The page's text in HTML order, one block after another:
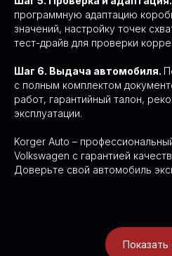
программную адаптацию
значений, настройку точек
тест-драйв для проверки
Шаг 6. Выдача автомобиля.
с полным комплектом
работ, гарантийный талон,
эксплуатации.
Korger Auto –
Volkswagen с гарантией
Доверьте свой автомобиль
03/
90% ЗАПЧАСТЕЙ
Платы мехатроника,
вилки передач, первичные валы,
гидроаккумуляторы всегда в
по адекватным ценам
04/
ВЕЖЛИВЫЕ И ОПЫТНЫЕ
МАСТЕРА
владельцами данных марок